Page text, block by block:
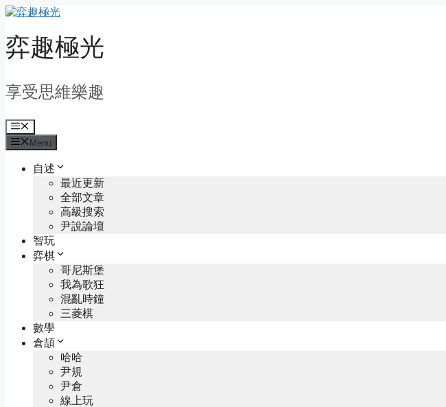
Skip
content
弈趣極光
享受思維樂趣
Menu
Menu
自述
最近更新
全部文章
高級搜索
尹說論壇
智玩
弈棋
哥尼斯堡
我為歌狂
混亂時鐘
三菱棋
數學
倉頡
哈哈
尹規
尹倉
線上玩